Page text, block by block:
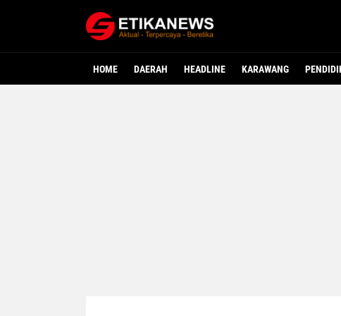
HOME DAERAH HEADLINE KARAWANG